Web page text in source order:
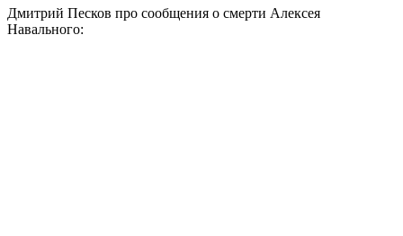
Дмитрий Песков про сообщения о смерти Алексея
Навального: